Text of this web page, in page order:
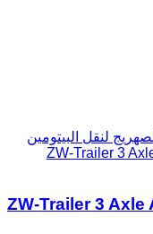
لنقل البيتومين
ZW-Trailer 3
ZW-Trailer 3